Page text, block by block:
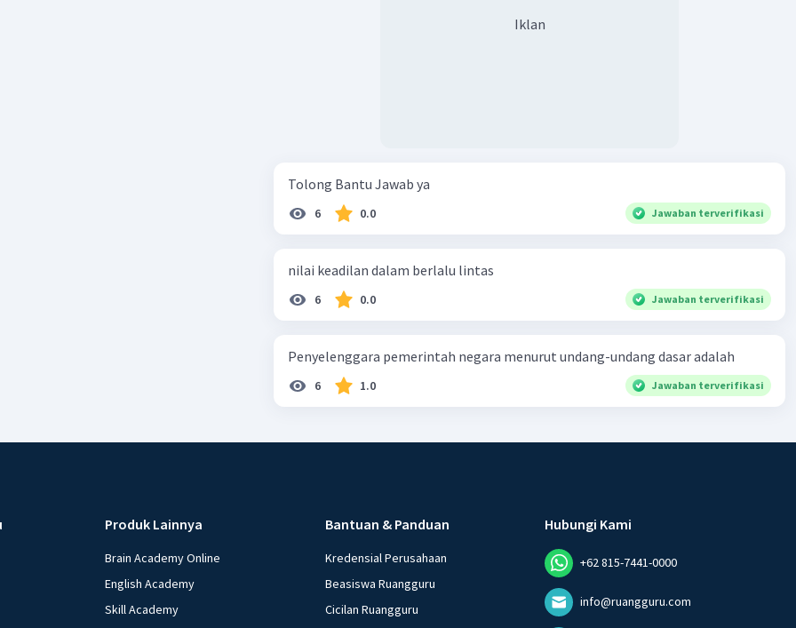
Iklan
Tolong Bantu Jawab ya
6 0.0 Jawaban terverifikasi
nilai keadilan dalam berlalu lintas
6 0.0 Jawaban terverifikasi
Penyelenggara pemerintah negara menurut undang-undang dasar adalah
6 1.0 Jawaban terverifikasi
Produk Lainnya
Brain Academy Online
English Academy
Skill Academy
Bantuan & Panduan
Kredensial Perusahaan
Beasiswa Ruangguru
Cicilan Ruangguru
Hubungi Kami
+62 815-7441-0000
info@ruangguru.com